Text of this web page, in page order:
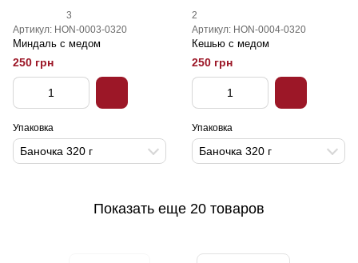
3
Артикул: HON-0003-0320
Миндаль с медом
250 грн
Упаковка
Баночка 320 г
2
Артикул: HON-0004-0320
Кешью с медом
250 грн
Упаковка
Баночка 320 г
Показать еще 20 товаров